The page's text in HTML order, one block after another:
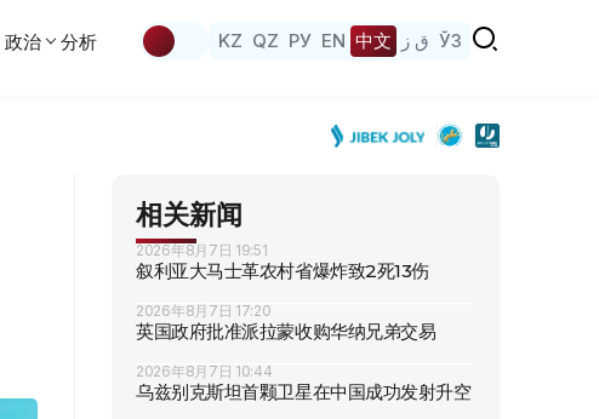
政治 分析 KZ QZ РУ EN 中文 ق ز ЎЗ
相关新闻
2026年8月7日 19:51
叙利亚大马士革农村省爆炸致2死13伤
2026年8月7日 17:20
英国政府批准派拉蒙收购华纳兄弟交易
2026年8月7日 10:44
乌兹别克斯坦首颗卫星在中国成功发射升空